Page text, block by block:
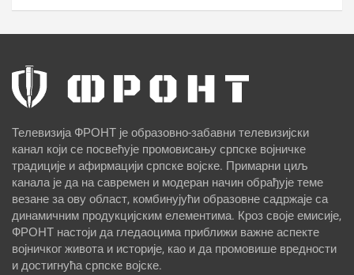
Телевизија ФРОНТ је образовно-забавни телевизијски
канал који се посвећује промовисању српске војничке
традиције и афирмацији српске војске. Примарни циљ
канала је да на савремен и модеран начин обрађује теме
везане за ову област, комбинујући образовне садржаје са
динамичним продукцијским елементима. Кроз своје емисије,
ФРОНТ настоји да гледаоцима приближи важне аспекте
војничког живота и историје, као и да промовише вредности
и достигнућа српске војске.